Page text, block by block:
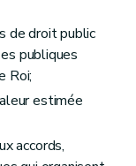
de droit public
publiques
Roi;
estimée
accords,